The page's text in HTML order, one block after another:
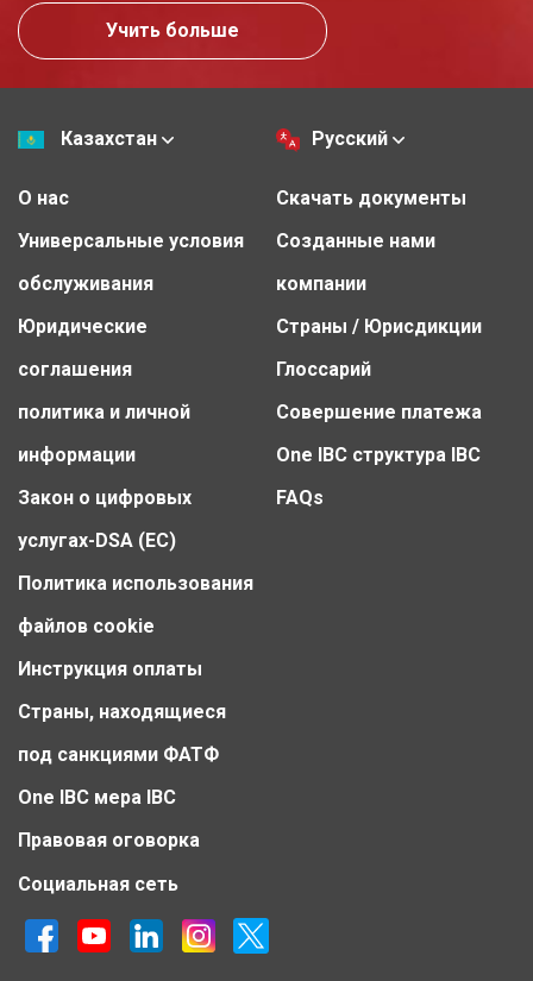
Учить больше
Казахстан Русский
О нас
Универсальные условия
обслуживания
Юридические
соглашения
политика и личной
информации
Закон о цифровых
услугах-DSA (ЕС)
Политика использования
файлов cookie
Инструкция оплаты
Страны, находящиеся
под санкциями ФАТФ
One IBC мера IBC
Правовая оговорка
Скачать документы
Созданные нами
компании
Страны / Юрисдикции
Глоссарий
Совершение платежа
One IBC структура IBC
FAQs
Социальная сеть